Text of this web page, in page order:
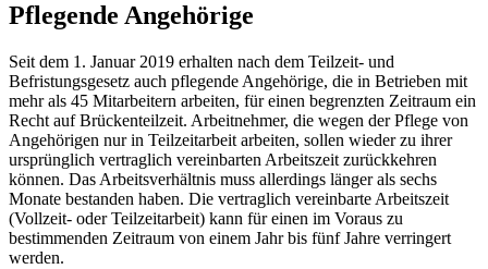
Pflegende Angehörige
Seit dem 1. Januar 2019 erhalten nach dem Teilzeit- und
Befristungsgesetz auch pflegende Angehörige, die in Betrieben mit
mehr als 45 Mitarbeitern arbeiten, für einen begrenzten Zeitraum ein
Recht auf Brückenteilzeit. Arbeitnehmer, die wegen der Pflege von
Angehörigen nur in Teilzeitarbeit arbeiten, sollen wieder zu ihrer
ursprünglich vertraglich vereinbarten Arbeitszeit zurückkehren
können. Das Arbeitsverhältnis muss allerdings länger als sechs
Monate bestanden haben. Die vertraglich vereinbarte Arbeitszeit
(Vollzeit- oder Teilzeitarbeit) kann für einen im Voraus zu
bestimmenden Zeitraum von einem Jahr bis fünf Jahre verringert
werden.